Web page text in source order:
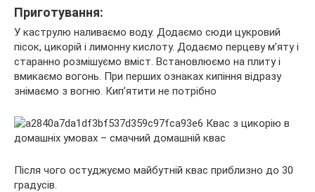
Приготування:
У каструлю наливаємо воду. Додаємо сюди цукровий
пісок, цикорій і лимонну кислоту. Додаємо перцеву м’яту і
старанно розмішуємо вміст. Встановлюємо на плиту і
вмикаємо вогонь. При перших ознаках кипіння відразу
знімаємо з вогню. Кип’ятити не потрібно
Після чого остуджуємо майбутній квас приблизно до 30
градусів.